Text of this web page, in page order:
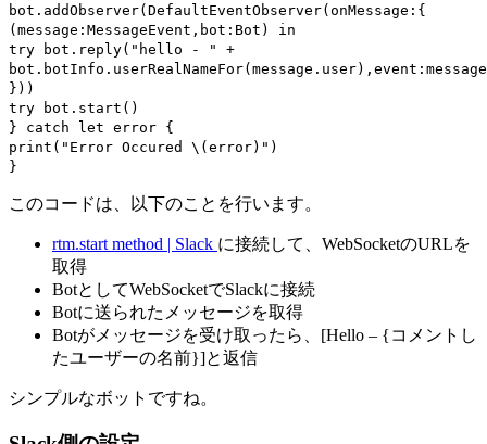
bot.addObserver(DefaultEventObserver(onMessage:{
(message:MessageEvent,bot:Bot) in
try bot.reply("hello - " +
}))
try bot.start()
} catch let error {
print("Error Occured \(error)")
}
このコードは、以下のことを行います。
rtm.start method | Slack に接続して、WebSocketのURLを
取得
BotとしてWebSocketでSlackに接続
Botに送られたメッセージを取得
Botがメッセージを受け取ったら、[Hello – {コメントし
たユーザーの名前}]と返信
シンプルなボットですね。